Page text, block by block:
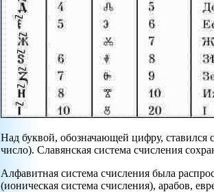
Над буквой, обозначающей цифру, ставился
число). Славянская система счисления
Алфавитная система счисления была
(ионическая система счисления), арабов,